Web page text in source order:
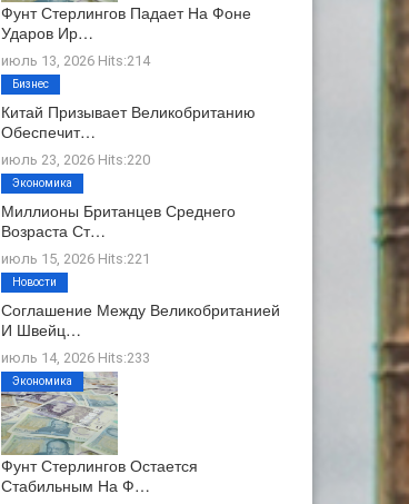
Фунт Стерлингов Падает На Фоне
Ударов Ир…
июль 13, 2026 Hits:214
Китай Призывает Великобританию
Обеспечит…
июль 23, 2026 Hits:220
Бизнес
Миллионы Британцев Среднего
Возраста Ст…
июль 15, 2026 Hits:221
Экономика
Соглашение Между Великобританией
И Швейц…
июль 14, 2026 Hits:233
Новости
Фунт Стерлингов Остается
Стабильным На Ф…
Экономика